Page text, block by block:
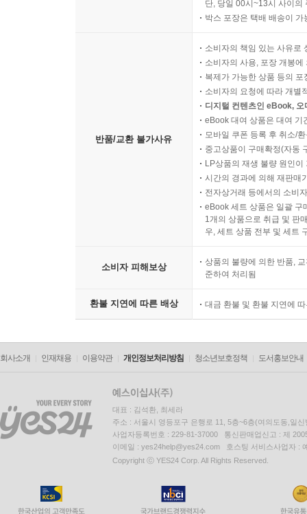
단, 당일 00시~13시 사이의
박스 포장은 택배 배송이
반품/교환 불가사유
소비자의 책임 있는 사유로
소비자의 사용, 포장 개봉
복제가 가능한 상품 등의
소비자의 요청에 따라 개별
디지털 컨텐츠인 eBook,
eBook 대여 상품은 대여 기
모바일 쿠폰 등록 후 취소/
중고상품이 구매확정(자동
LP상품의 재생 불량 원인
시간의 경과에 의해 재판매
전자상거래 등에서의 소비
eBook 세트 상품은 일괄 구
1개의 상품으로 취급 및 판
우, 세트 상품 전부 및 세트
소비자 피해보상
상품의 불량에 의한 반품,
준하여 처리됨
환불 지연에 따른 배상 대금 환불 및 환불 지연에
회사소개 인재채용 이용약관 개인정보처리방침 청소년보호정책 도서홍보안내
대표 : 김석환, 최세라
주소 : 서울시 영등포구 은행로 11, 5층~6층(여의도동,일신
사업자등록번호 : 229-81-37000 통신판매업신고 : 제
이메일 : yes24help@yes24.com 호스팅 서비스사업자 :
Copyright ⓒ YES24 Corp. All Rights Reserved.